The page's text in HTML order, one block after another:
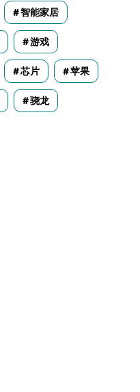
智能家居
游戏
芯片 苹果
骁龙